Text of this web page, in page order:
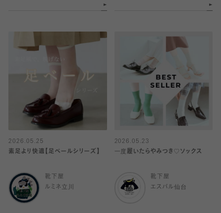
2026.05.25
素足より快適【足ベールシリーズ】
靴下屋
ルミネ立川
2026.05.23
一度履いたらやみつき♡ソックス
靴下屋
エスパル仙台